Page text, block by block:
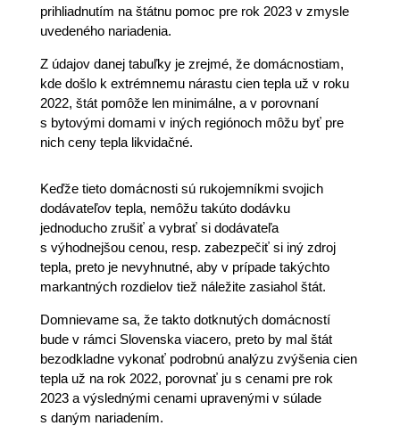
prihliadnutím na štátnu pomoc pre rok 2023 v zmysle
uvedeného nariadenia.
Z údajov danej tabuľky je zrejmé, že domácnostiam,
kde došlo k extrémnemu nárastu cien tepla už v roku
2022, štát pomôže len minimálne, a v porovnaní
s bytovými domami v iných regiónoch môžu byť pre
nich ceny tepla likvidačné.
Keďže tieto domácnosti sú rukojemníkmi svojich
dodávateľov tepla, nemôžu takúto dodávku
jednoducho zrušiť a vybrať si dodávateľa
s výhodnejšou cenou, resp. zabezpečiť si iný zdroj
tepla, preto je nevyhnutné, aby v prípade takýchto
markantných rozdielov tiež náležite zasiahol štát.
Domnievame sa, že takto dotknutých domácností
bude v rámci Slovenska viacero, preto by mal štát
bezodkladne vykonať podrobnú analýzu zvýšenia cien
tepla už na rok 2022, porovnať ju s cenami pre rok
2023 a výslednými cenami upravenými v súlade
s daným nariadením.